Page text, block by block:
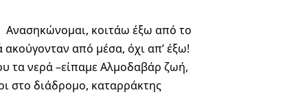
Ανασηκώνομαι, κοιτάω έξω από το
από μέσα, όχι απ’ έξω!
τα νερά –είπαμε Αλμοδαβάρ ζωή,
στο διάδρομο, καταρράκτης